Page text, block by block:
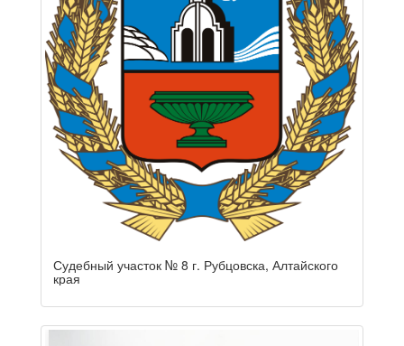
Судебный участок № 8 г. Рубцовска, Алтайского
края